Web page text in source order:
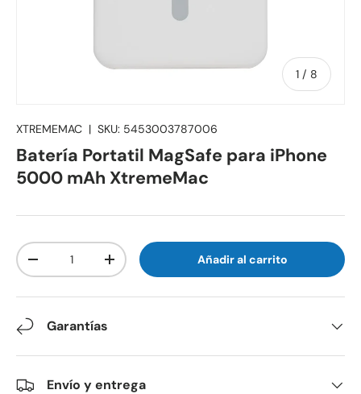
1 / de
8
XTREMEMAC | SKU: 5453003787006
Batería Portatil MagSafe para iPhone
5000 mAh XtremeMac
Cant.
-
+ Añadir al carrito
Garantías
Envío y entrega